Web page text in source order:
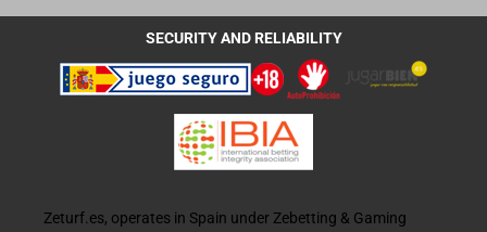
SECURITY AND RELIABILITY
Zeturf.es, operates in Spain under Zebetting & Gaming